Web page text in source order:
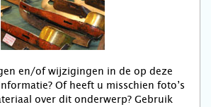
en/of wijzigingen in de op deze
Of heeft u misschien foto’s
over dit onderwerp? Gebruik